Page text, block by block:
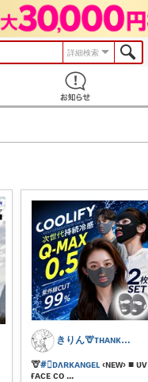
詳細検索
きりん🦒ᴛʜᴀɴᴋs ᴀʟᴡᴀʏs.
🦒#⃞ᴅʌʀκᴀɴɢᴇʟ ‹ɴᴇᴡ› ■ ᴜᴠ
ғᴀᴄᴇ ᴄᴏ ...